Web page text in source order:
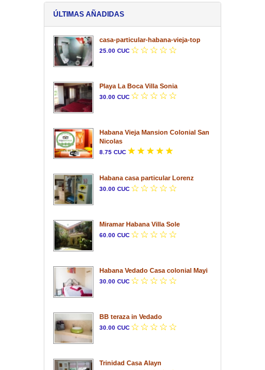
ÚLTIMAS AÑADIDAS
casa-particular-habana-vieja-top
25.00 CUC
Playa La Boca Villa Sonia
30.00 CUC
Habana Vieja Mansion Colonial San
Nicolas
8.75 CUC
Habana casa particular Lorenz
30.00 CUC
Miramar Habana Villa Sole
60.00 CUC
Habana Vedado Casa colonial Mayi
30.00 CUC
BB teraza in Vedado
30.00 CUC
Trinidad Casa Alayn